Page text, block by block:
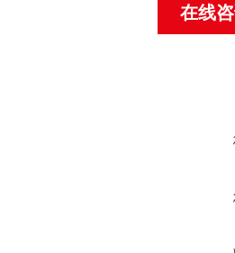
在线